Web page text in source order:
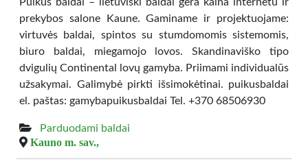
prekybos salone Kaune. Gaminame ir projektuojame:
virtuvės baldai, spintos su stumdomomis sistemomis,
biuro baldai, miegamojo lovos. Skandinaviško tipo
dvigulių Continental lovų gamyba. Priimami individualūs
užsakymai. Galimybė pirkti išsimokėtinai. puikusbaldai
el. paštas: gamybapuikusbaldai Tel. +370 68506930
Parduodami baldai
Kauno m. sav.,